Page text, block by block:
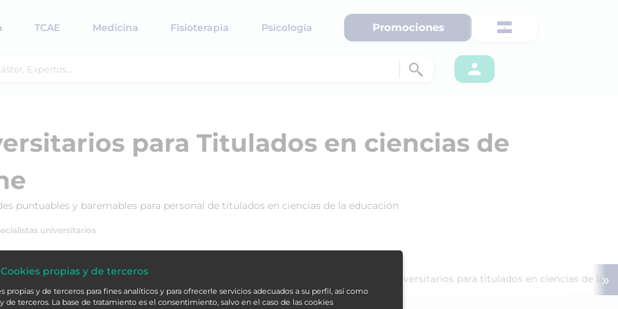
TCAE Medicina Fisioterapia Psicología Promociones
para Titulados en ciencias de
puntuables y baremables para personal de titulados en ciencias de la educación
universitarios
universitarios para titulados en ciencias de la educación Expertos universitarios para titulados en ciencias de la»
propias y de terceros
propias y de terceros para fines analíticos y para ofrecerle servicios adecuados a su perfil, así como
de terceros. La base de tratamiento es el consentimiento, salvo en el caso de las cookies